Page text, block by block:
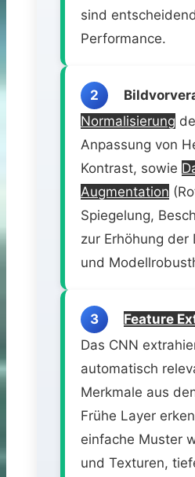
sind
Performance.
2
Normalisierung
Anpassung von
Kontrast, sowie
Augmentation
Spiegelung,
zur Erhöhung der
und
3
Feature
Das CNN
automatisch
Merkmale aus
Frühe Layer
einfache Muster
und Texturen,